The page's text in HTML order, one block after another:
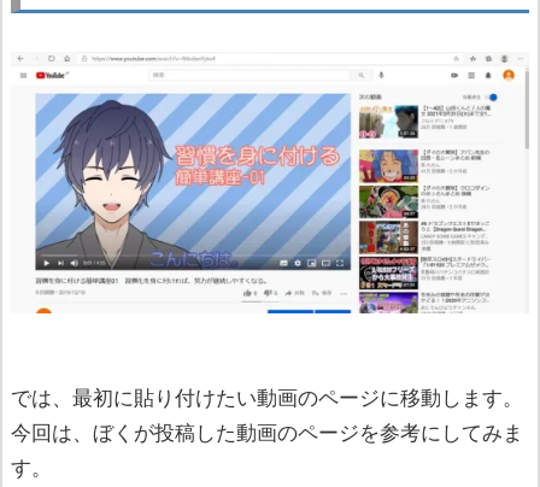
では、最初に貼り付けたい動画のページに移動します。
今回は、ぼくが投稿した動画のページを参考にしてみま
す。